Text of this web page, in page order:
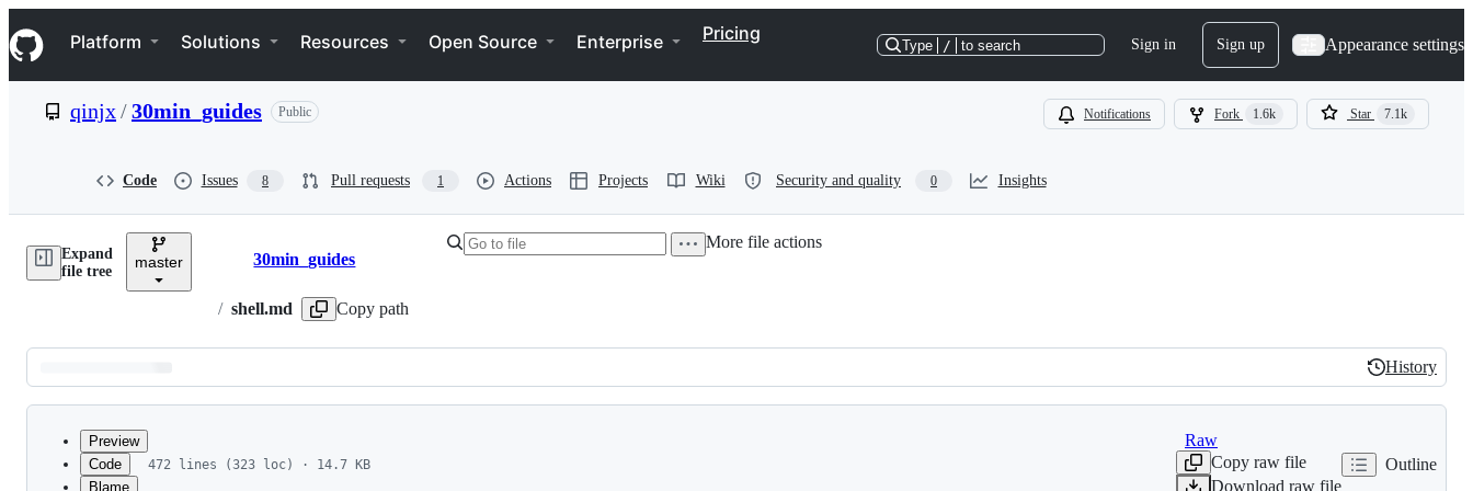
k
i
p
e
Navigation Menu
Platform Solutions Resources Open Source Enterprise Pricing
Type / to search Sign in Sign up Appearance settings
qinjx/30min_guides Public Notifications Fork 1.6k Star 7.1k
Code Issues 8 Pull requests 1 Actions Projects Wiki Security and quality 0 Insights
Expand
file tree
master Breadcrumbs
30min_guides
/ shell.md Copy path
More file actions
Latest
commit
History
History
Preview
Code
Blame
472 lines (323 loc) · 14.7 KB
Raw
Copy raw file
Download raw file
Outline